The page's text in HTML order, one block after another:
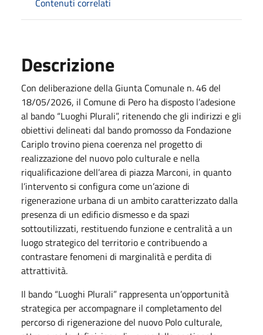
Descrizione
Con deliberazione della Giunta Comunale n. 46 del
18/05/2026, il Comune di Pero ha disposto l’adesione
al bando “Luoghi Plurali”, ritenendo che gli indirizzi e gli
obiettivi delineati dal bando promosso da Fondazione
Cariplo trovino piena coerenza nel progetto di
realizzazione del nuovo polo culturale e nella
riqualificazione dell’area di piazza Marconi, in quanto
l’intervento si configura come un’azione di
rigenerazione urbana di un ambito caratterizzato dalla
presenza di un edificio dismesso e da spazi
sottoutilizzati, restituendo funzione e centralità a un
luogo strategico del territorio e contribuendo a
contrastare fenomeni di marginalità e perdita di
attrattività.
Il bando “Luoghi Plurali” rappresenta un’opportunità
strategica per accompagnare il completamento del
percorso di rigenerazione del nuovo Polo culturale,